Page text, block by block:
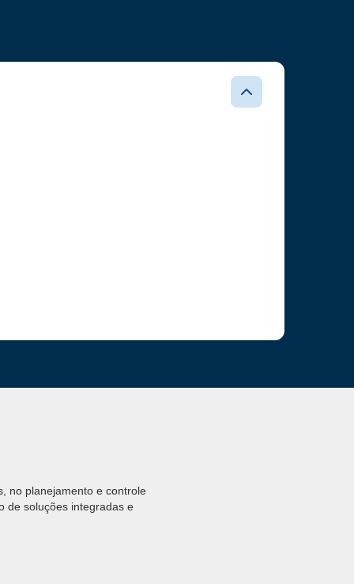
no planejamento e controle
de soluções integradas e